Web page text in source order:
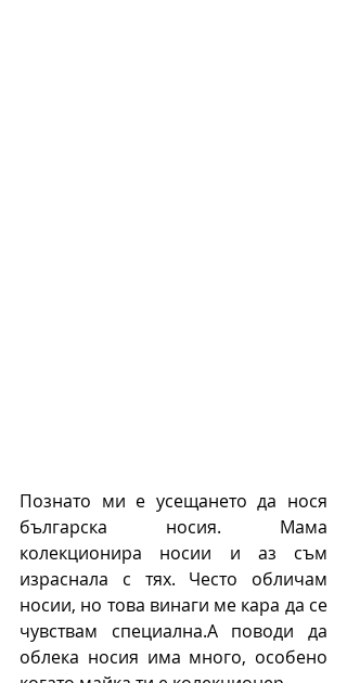
Познато ми е усещането да нося
българска носия. Мама
колекционира носии и аз съм
израснала с тях. Често обличам
носии, но това винаги ме кара да се
чувствам специална.А поводи да
облека носия има много, особено